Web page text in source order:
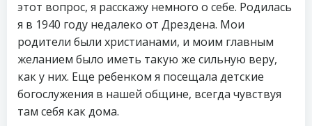
этот вопрос, я расскажу немного о себе. Родилась
я в 1940 году недалеко от Дрездена. Мои
родители были христианами, и моим главным
желанием было иметь такую же сильную веру,
как у них. Еще ребенком я посещала детские
богослужения в нашей общине, всегда чувствуя
там себя как дома.